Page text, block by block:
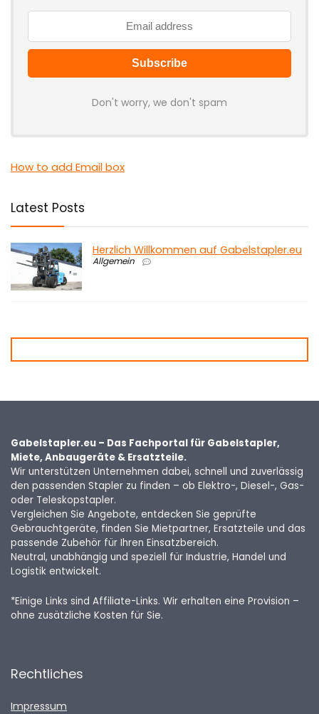
Don't worry, we don't spam
How to add Email box
Latest Posts
Herzlich Willkommen auf Gabelstapler.eu
Allgemein
Gabelstapler.eu – Das Fachportal für Gabelstapler,
Miete, Anbaugeräte & Ersatzteile.
Wir unterstützen Unternehmen dabei, schnell und zuverlässig
den passenden Stapler zu finden – ob Elektro-, Diesel-, Gas-
oder Teleskopstapler.
Vergleichen Sie Angebote, entdecken Sie geprüfte
Gebrauchtgeräte, finden Sie Mietpartner, Ersatzteile und das
passende Zubehör für Ihren Einsatzbereich.
Neutral, unabhängig und speziell für Industrie, Handel und
Logistik entwickelt.
*Einige Links sind Affiliate-Links. Wir erhalten eine Provision –
ohne zusätzliche Kosten für Sie.
Rechtliches
Impressum